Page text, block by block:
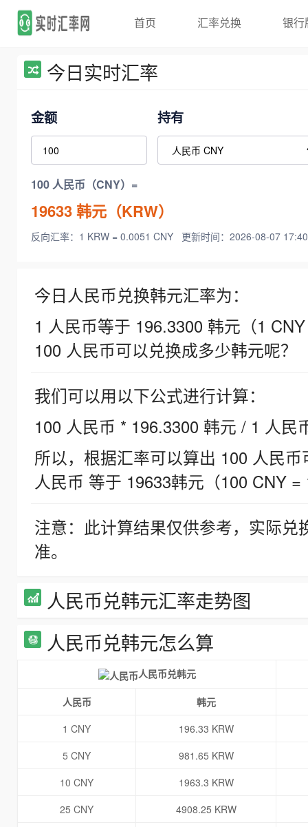
首页 汇率兑换 银行
今日实时汇率
金额 持有
100 人民币（CNY）=
19633韩元（KRW）
反向汇率：1 KRW = 0.0051 CNY 更新时间：2026-08-07
今日人民币兑换韩元汇率为：
1 人民币等于 196.3300 韩元（1
100 人民币可以兑换成多少韩元呢？
我们可以用以下公式进行计算：
100 人民币 * 196.3300 韩元 / 1 人民
所以，根据汇率可以算出 100 人民
人民币 等于 19633韩元（100 CNY =
注意：此计算结果仅供参考，实际
准。
人民币兑韩元汇率走势图
人民币兑韩元怎么算
人民币兑韩元
人民币
韩元
1 CNY
196.33 KRW
5 CNY
981.65 KRW
10 CNY
1963.3 KRW
25 CNY
4908.25 KRW